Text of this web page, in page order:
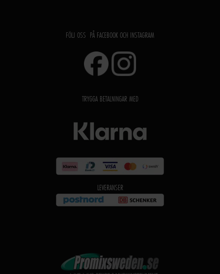
FÖLJ OSS PÅ FACEBOOK OCH INSTAGRAM
TRYGGA BETALNINGAR MED
LEVERANSER